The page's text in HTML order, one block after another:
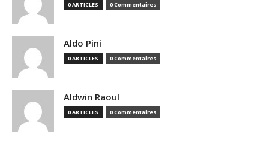
0 ARTICLES 0 Commentaires
Aldo Pini
0 ARTICLES 0 Commentaires
Aldwin Raoul
0 ARTICLES 0 Commentaires